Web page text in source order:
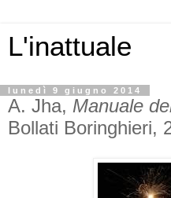
L'inattuale
lunedì 9 giugno 2014
A. Jha, Manuale
Bollati Boringhieri,